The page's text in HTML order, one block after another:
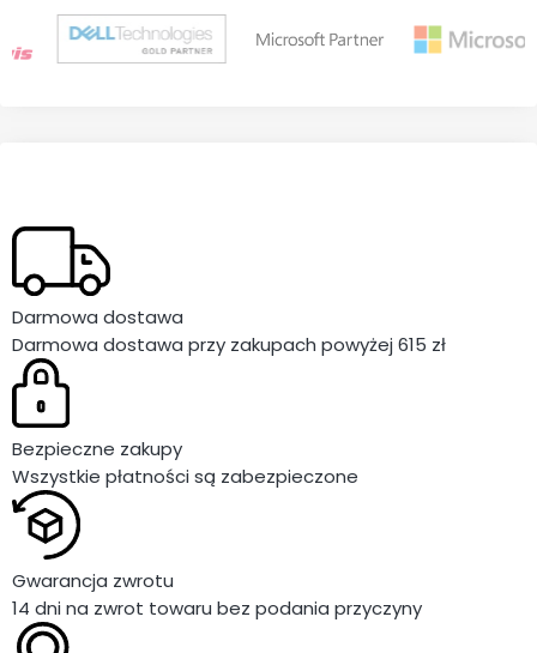
Darmowa dostawa
Darmowa dostawa przy zakupach powyżej 615 zł
Bezpieczne zakupy
Wszystkie płatności są zabezpieczone
Gwarancja zwrotu
14 dni na zwrot towaru bez podania przyczyny